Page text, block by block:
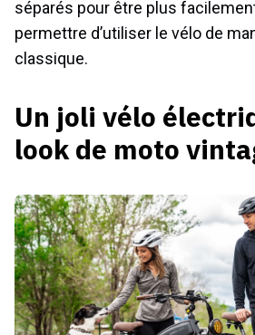
séparés pour être plus
permettre d’utiliser le vélo de
classique.
Un joli vélo
look de moto